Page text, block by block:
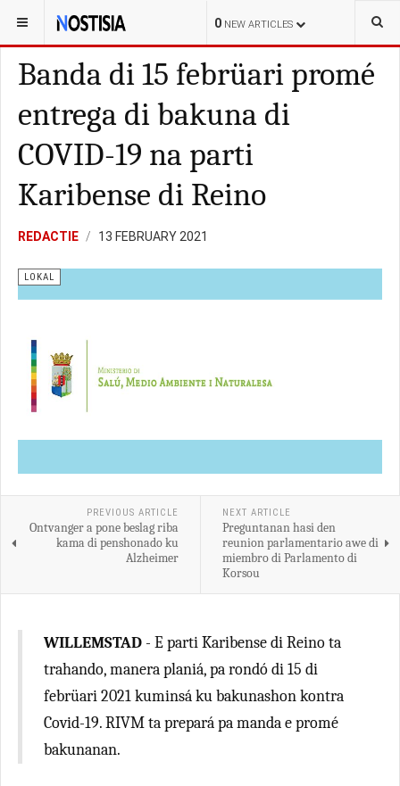
0 NEW ARTICLES
YOU ARE HERE: CURAÇAO
Banda di 15 febrüari promé
entrega di bakuna di
COVID-19 na parti
Karibense di Reino
REDACTIE 13 FEBRUARY 2021
LOKAL
PREVIOUS ARTICLE
Ontvanger a pone beslag riba
kama di penshonado ku
Alzheimer
NEXT ARTICLE
Preguntanan hasi den
reunion parlamentario awe di
miembro di Parlamento di
Korsou
WILLEMSTAD - E parti Karibense di Reino ta
trahando, manera planiá, pa rondó di 15 di
febrüari 2021 kuminsá ku bakunashon kontra
Covid-19. RIVM ta prepará pa manda e promé
bakunanan.